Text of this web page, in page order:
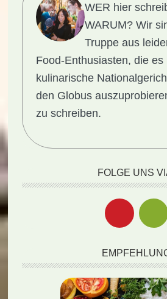
WER hier
WARUM? Wir
Truppe aus
Food-Enthusiasten, die es
kulinarische
den Globus
zu schreiben.
FOLGE UNS